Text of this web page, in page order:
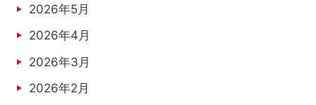
2026年5月
2026年4月
2026年3月
2026年2月